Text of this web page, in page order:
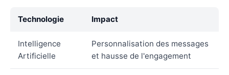
Technologie Impact
Intelligence
Artificielle
Personnalisation des messages
et hausse de l'engagement